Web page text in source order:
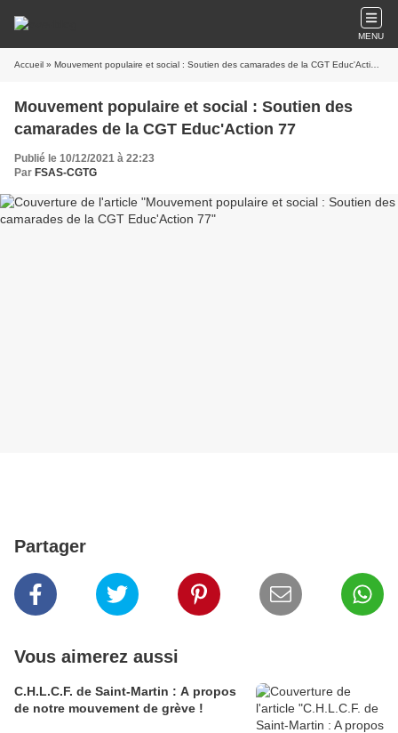
MENU
Accueil » Mouvement populaire et social : Soutien des camarades de la CGT Educ'Action 77
Mouvement populaire et social : Soutien des
camarades de la CGT Educ'Action 77
Publié le 10/12/2021 à 22:23
Par FSAS-CGTG
Partager
Vous aimerez aussi
C.H.L.C.F. de Saint-Martin : A propos
de notre mouvement de grève !